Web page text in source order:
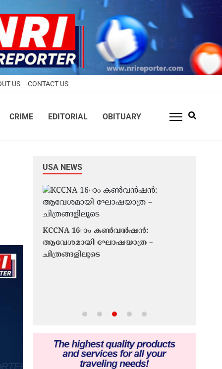
US CONTACT US
CRIME EDITORIAL OBITUARY
USA NEWS
KCCNA 16ാം കൺവൻഷൻ:
ആവേശമായി ഘോഷയാത്ര –
ചിത്രങ്ങളിലൂടെ